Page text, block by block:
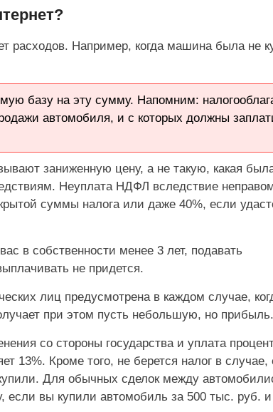
расходов. Например, когда машина была не
базу на эту сумму. Напомним:
автомобиля, и с которых должны
заниженную цену, а не такую, какая
Неуплата НДФЛ вследствие
суммы налога или даже 40%, если
в собственности менее 3 лет, подавать
не придется.
лиц предусмотрена в каждом случае,
при этом пусть небольшую, но прибыль.
со стороны государства и уплата
13%. Кроме того, не берется налог в случае,
Для обычных сделок между
если вы купили автомобиль за 500 тыс. руб. и